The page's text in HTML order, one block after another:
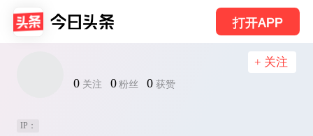
打开APP
0 关注 0 粉丝 0 获赞
+ 关注
IP：